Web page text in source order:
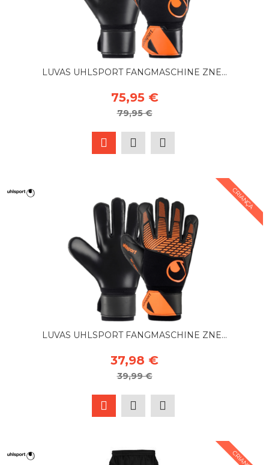
LUVAS UHLSPORT FANGMASCHINE ZNE...
75,95 €
79,95 €
CRIANÇA
LUVAS UHLSPORT FANGMASCHINE ZNE...
37,98 €
39,99 €